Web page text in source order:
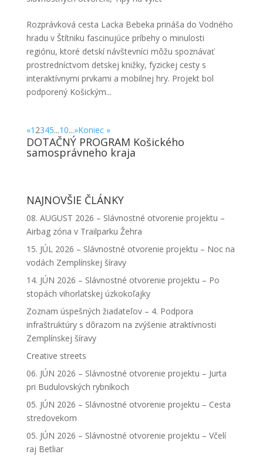
Rozprávková cesta Lacka Bebeka prináša do Vodného
hradu v Štítniku fascinujúce príbehy o minulosti
regiónu, ktoré detskí návštevníci môžu spoznávať
prostredníctvom detskej knižky, fyzickej cesty s
interaktívnymi prvkami a mobilnej hry. Projekt bol
podporený Košickým...
«1 2345...10...»Koniec »
DOTAČNÝ PROGRAM Košického
samosprávneho kraja
NAJNOVŠIE ČLÁNKY
08. AUGUST 2026 – Slávnostné otvorenie projektu –
Airbag zóna v Trailparku Žehra
15. JÚL 2026 – Slávnostné otvorenie projektu – Noc na
vodách Zemplínskej šíravy
14. JÚN 2026 – Slávnostné otvorenie projektu – Po
stopách vihorlatskej úzkokoľajky
Zoznam úspešných žiadateľov – 4. Podpora
infraštruktúry s dôrazom na zvýšenie atraktívnosti
Zemplínskej šíravy
Creative streets
06. JÚN 2026 – Slávnostné otvorenie projektu – Jurta
pri Budulovských rybníkoch
05. JÚN 2026 – Slávnostné otvorenie projektu – Cesta
stredovekom
05. JÚN 2026 – Slávnostné otvorenie projektu – Včelí
raj Betliar